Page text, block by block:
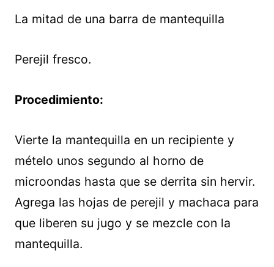
La mitad de una barra de mantequilla
Perejil fresco.
Procedimiento:
Vierte la mantequilla en un recipiente y
mételo unos segundo al horno de
microondas hasta que se derrita sin hervir.
Agrega las hojas de perejil y machaca para
que liberen su jugo y se mezcle con la
mantequilla.